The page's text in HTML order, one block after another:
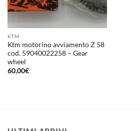
KTM
Ktm motorino avviamento Z 58
cod. 59040022258 – Gear
wheel
60,00€